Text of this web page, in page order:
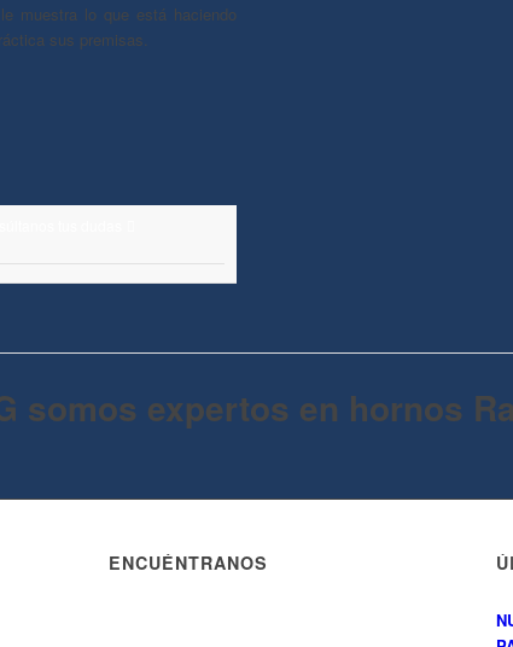
muestra lo que está haciendo
sus premisas.
somos expertos en hornos
ENCUÉNTRANOS